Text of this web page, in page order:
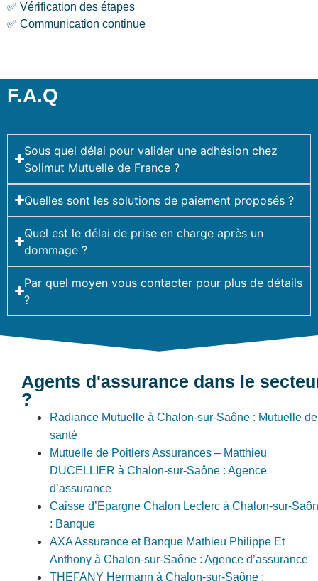
✅ Vérification des étapes
✅ Communication continue
F.A.Q
Sous quel délai pour valider une adhésion chez
Solimut Mutuelle de France ?
Quelles sont les solutions de paiement proposés ?
Quel est le délai de prise en charge après un
dommage ?
Par quel moyen vous contacter pour plus de détails
?
Agents d'assurance dans le
?
Radiance Mutuelle à Chalon-sur-Saône : Mutuelle de
santé
Mutuelle de Poitiers Assurances – Matthieu
DUCELLIER à Chalon-sur-Saône : Agence
d’assurance
Caisse d’Epargne Chalon Leclerc à Chalon-sur-
: Banque
AXA Assurance et Banque Mathieu Philippe Et
Anthony à Chalon-sur-Saône : Agence d’assurance
THEFANY Hermann à Chalon-sur-Saône :